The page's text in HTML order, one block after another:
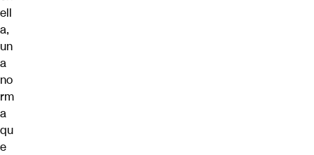
ell
a,
un
a
no
rm
a
qu
e